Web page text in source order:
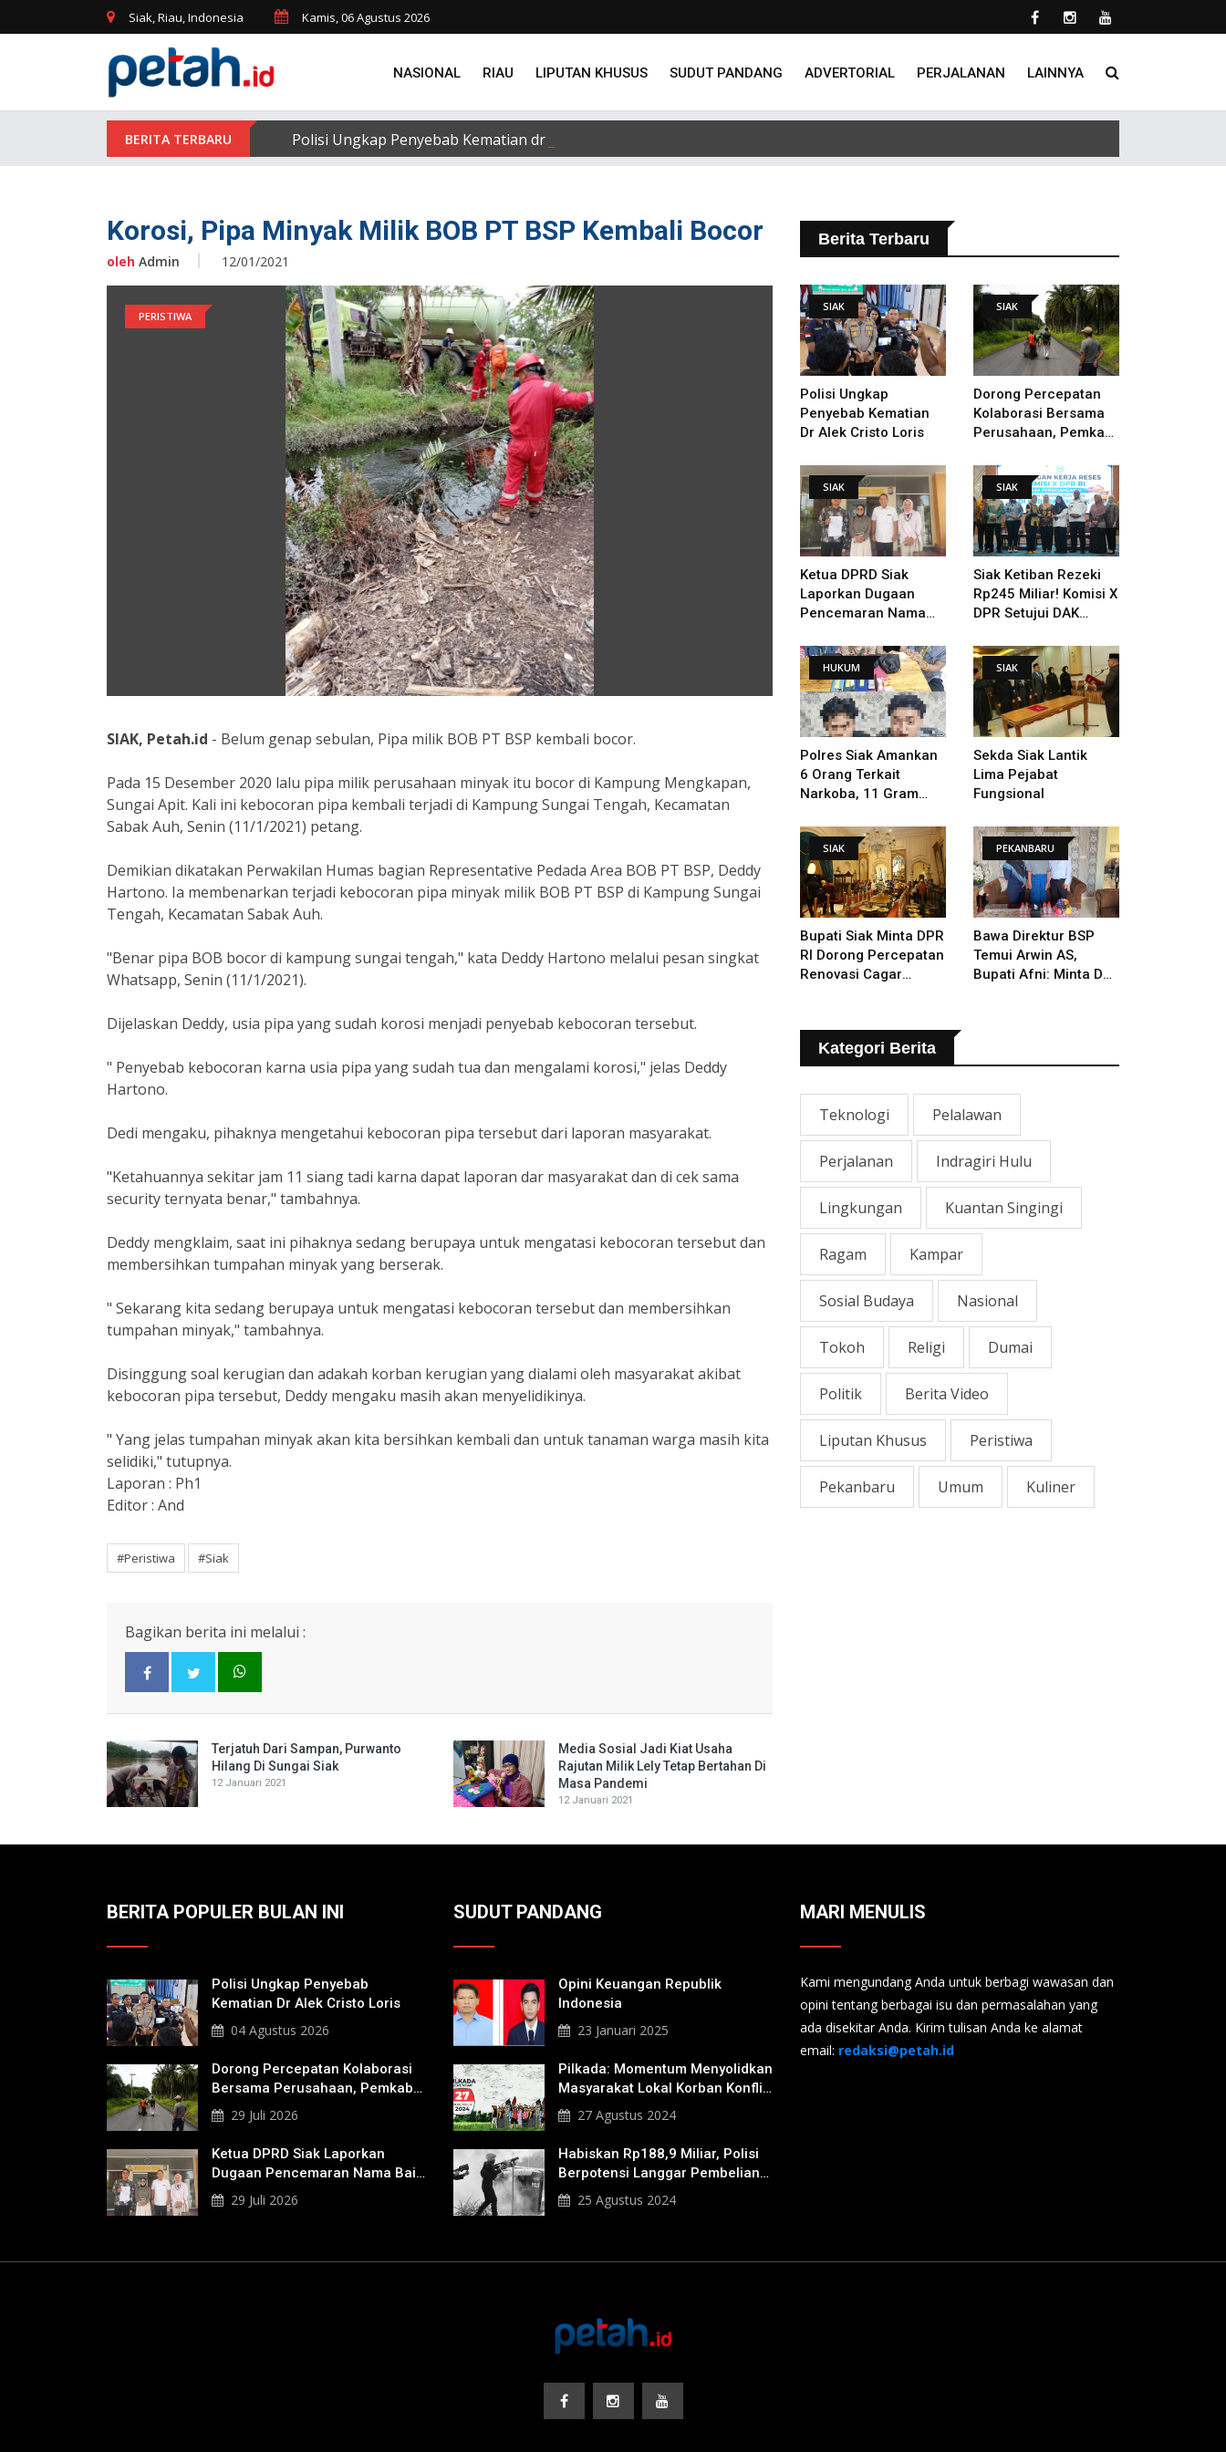
Siak, Riau, Indonesia Kamis, 06 Agustus 2026
NASIONAL RIAU LIPUTAN KHUSUS SUDUT PANDANG ADVERTORIAL PERJALANAN LAINNYA
Polisi Ungkap Penyebab Kematian dr Alek Cristo Loris
Korosi, Pipa Minyak Milik BOB PT BSP Kembali Bocor
oleh Admin 12/01/2021
PERISTIWA
SIAK, Petah.id - Belum genap sebulan, Pipa milik BOB PT BSP kembali bocor.
Pada 15 Desember 2020 lalu pipa milik perusahaan minyak itu bocor di Kampung Mengkapan,
Sungai Apit. Kali ini kebocoran pipa kembali terjadi di Kampung Sungai Tengah, Kecamatan
Sabak Auh, Senin (11/1/2021) petang.
Demikian dikatakan Perwakilan Humas bagian Representative Pedada Area BOB PT BSP, Deddy
Hartono. Ia membenarkan terjadi kebocoran pipa minyak milik BOB PT BSP di Kampung Sungai
Tengah, Kecamatan Sabak Auh.
"Benar pipa BOB bocor di kampung sungai tengah," kata Deddy Hartono melalui pesan singkat
Whatsapp, Senin (11/1/2021).
Dijelaskan Deddy, usia pipa yang sudah korosi menjadi penyebab kebocoran tersebut.
" Penyebab kebocoran karna usia pipa yang sudah tua dan mengalami korosi," jelas Deddy
Hartono.
Dedi mengaku, pihaknya mengetahui kebocoran pipa tersebut dari laporan masyarakat.
"Ketahuannya sekitar jam 11 siang tadi karna dapat laporan dar masyarakat dan di cek sama
security ternyata benar," tambahnya.
Deddy mengklaim, saat ini pihaknya sedang berupaya untuk mengatasi kebocoran tersebut dan
membersihkan tumpahan minyak yang berserak.
" Sekarang kita sedang berupaya untuk mengatasi kebocoran tersebut dan membersihkan
tumpahan minyak," tambahnya.
Disinggung soal kerugian dan adakah korban kerugian yang dialami oleh masyarakat akibat
kebocoran pipa tersebut, Deddy mengaku masih akan menyelidikinya.
" Yang jelas tumpahan minyak akan kita bersihkan kembali dan untuk tanaman warga masih kita
selidiki," tutupnya.
Laporan : Ph1
Editor : And
#Peristiwa #Siak
Bagikan berita ini melalui :
Terjatuh Dari Sampan, Purwanto
Hilang Di Sungai Siak
12 Januari 2021
Media Sosial Jadi Kiat Usaha
Rajutan Milik Lely Tetap Bertahan Di
Masa Pandemi
12 Januari 2021
Berita Terbaru
SIAK
Polisi Ungkap
Penyebab Kematian
Dr Alek Cristo Loris
SIAK
Dorong Percepatan
Kolaborasi Bersama
Perusahaan, Pemkab
KITB - Sungai Rawa
Yang Rusak
SIAK
Ketua DPRD Siak
Laporkan Dugaan
Pencemaran Nama
SIAK
Siak Ketiban Rezeki
Rp245 Miliar! Komisi X
DPR Setujui DAK
Pemugaran Istana
HUKUM
Polres Siak Amankan
6 Orang Terkait
Narkoba, 11 Gram
SIAK
Sekda Siak Lantik
Lima Pejabat
Fungsional
SIAK
Bupati Siak Minta DPR
RI Dorong Percepatan
Renovasi Cagar
PEKANBARU
Bawa Direktur BSP
Temui Arwin AS,
Bupati Afni: Minta Doa
Kategori Berita
Teknologi Pelalawan
Perjalanan Indragiri Hulu
Lingkungan Kuantan Singingi
Ragam Kampar
Sosial Budaya Nasional
Tokoh Religi Dumai
Politik Berita Video
Liputan Khusus Peristiwa
Pekanbaru Umum Kuliner
BERITA POPULER BULAN INI
Polisi Ungkap Penyebab
Kematian Dr Alek Cristo Loris
04 Agustus 2026
Dorong Percepatan Kolaborasi
Bersama Perusahaan, Pemkab
Bakal Tangani Jalan KITB -
Sungai Rawa Yang Rusak
29 Juli 2026
Ketua DPRD Siak Laporkan
Dugaan Pencemaran Nama Baik
Ke Polisi
29 Juli 2026
SUDUT PANDANG
Opini Keuangan Republik
Indonesia
23 Januari 2025
Pilkada: Momentum Menyolidkan
Masyarakat Lokal Korban Konflik
Agraria27 Agustus 2024
Habiskan Rp188,9 Miliar, Polisi
Berpotensi Langgar Pembelian
Gas Air Mata
25 Agustus 2024
MARI MENULIS
Kami mengundang Anda untuk berbagi wawasan dan
opini tentang berbagai isu dan permasalahan yang
ada disekitar Anda. Kirim tulisan Anda ke alamat
email: redaksi@petah.id